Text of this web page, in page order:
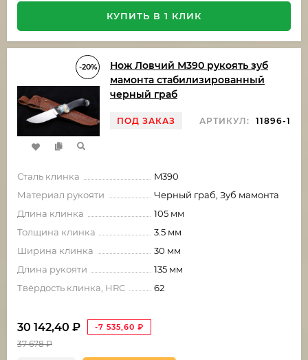
КУПИТЬ В 1 КЛИК
-20%
Нож Ловчий М390 рукоять зуб
мамонта стабилизированный
черный граб
ПОД ЗАКАЗ АРТИКУЛ: 11896-1
Сталь клинка
M390
Материал рукояти
Черный граб, Зуб мамонта
Длина клинка
105 мм
Толщина клинка
3.5 мм
Ширина клинка
30 мм
Длина рукояти
135 мм
Твёрдость клинка, HRC
62
30 142,40 ₽ -7 535,60 ₽
37 678₽